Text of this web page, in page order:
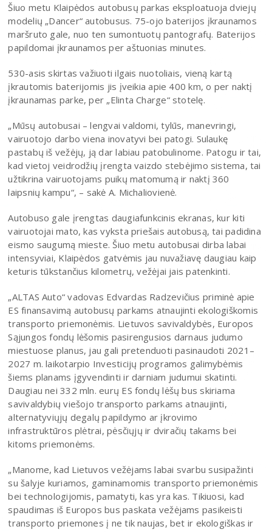
Šiuo metu Klaipėdos autobusų parkas eksploatuoja dviejų
modelių „Dancer“ autobusus. 75-ojo baterijos įkraunamos
maršruto gale, nuo ten sumontuotų pantografų. Baterijos
papildomai įkraunamos per aštuonias minutes.
530-asis skirtas važiuoti ilgais nuotoliais, vieną kartą
įkrautomis baterijomis jis įveikia apie 400 km, o per naktį
įkraunamas parke, per „Elinta Charge“ stotelę.
„Mūsų autobusai – lengvai valdomi, tylūs, manevringi,
vairuotojo darbo viena inovatyvi bei patogi. Sulaukę
pastabų iš vežėjų, ją dar labiau patobulinome. Patogu ir tai,
kad vietoj veidrodžių įrengta vaizdo stebėjimo sistema, tai
užtikrina vairuotojams puikų matomumą ir naktį 360
laipsnių kampu“, – sakė A. Michaliovienė.
Autobuso gale įrengtas daugiafunkcinis ekranas, kur kiti
vairuotojai mato, kas vyksta priešais autobusą, tai padidina
eismo saugumą mieste. Šiuo metu autobusai dirba labai
intensyviai, Klaipėdos gatvėmis jau nuvažiavę daugiau kaip
keturis tūkstančius kilometrų, vežėjai jais patenkinti.
„ALTAS Auto“ vadovas Edvardas Radzevičius priminė apie
ES finansavimą autobusų parkams atnaujinti ekologiškomis
transporto priemonėmis. Lietuvos savivaldybės, Europos
Sąjungos fondų lėšomis pasirengusios darnaus judumo
miestuose planus, jau gali pretenduoti pasinaudoti 2021–
2027 m. laikotarpio Investicijų programos galimybėmis
šiems planams įgyvendinti ir darniam judumui skatinti.
Daugiau nei 332 mln. eurų ES fondų lėšų bus skiriama
savivaldybių viešojo transporto parkams atnaujinti,
alternatyviųjų degalų papildymo ar įkrovimo
infrastruktūros plėtrai, pėsčiųjų ir dviračių takams bei
kitoms priemonėms.
„Manome, kad Lietuvos vežėjams labai svarbu susipažinti
su šalyje kuriamos, gaminamomis transporto priemonėmis
bei technologijomis, pamatyti, kas yra kas. Tikiuosi, kad
spaudimas iš Europos bus paskata vežėjams pasikeisti
transporto priemones į ne tik naujas, bet ir ekologiškas ir